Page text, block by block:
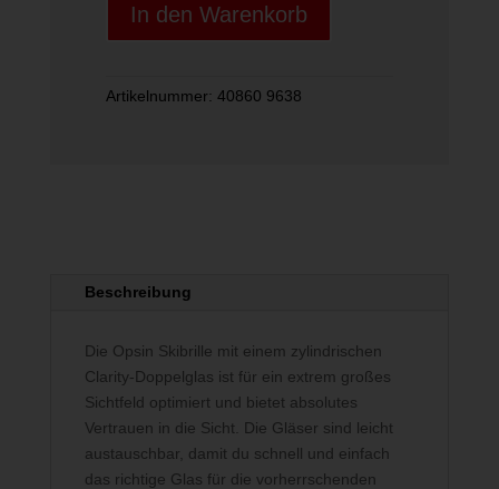
In den Warenkorb
Artikelnummer: 40860 9638
Beschreibung
Die Opsin Skibrille mit einem zylindrischen
Clarity-Doppelglas ist für ein extrem großes
Sichtfeld optimiert und bietet absolutes
Vertrauen in die Sicht. Die Gläser sind leicht
austauschbar, damit du schnell und einfach
das richtige Glas für die vorherrschenden